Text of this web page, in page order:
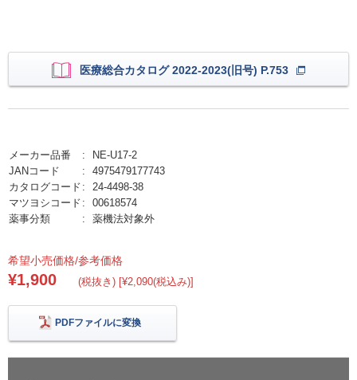
医療総合カタログ 2022-2023(旧号) P.753
メーカー品番
NE-U17-2
JANコード
4975479177743
カタログコード
24-4498-38
マツヨシコード
00618574
薬事分類
薬機法対象外
希望小売価格/参考価格
¥1,900 (税抜き) [¥2,090(税込み)]
PDFファイルに変換